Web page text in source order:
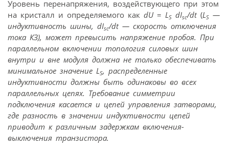
Уровень перенапряжения, воздействующего при этом
на кристалл и определяемого как dU= LS dIsc/dt(LS —
индуктивность шины, dIsc/dt— скорость отключения
тока КЗ), может превысить напряжение пробоя. При
параллельном включении топология силовых шин
внутри и вне модуля должна не только обеспечивать
минимальное значение LS, распределенные
индуктивности должны быть одинаковы во всех
параллельных цепях. Требование симметрии
подключения касается и цепей управления затворами,
где разность в значении индуктивности цепей
приводит к различным задержкам включения-
выключения транзистора.